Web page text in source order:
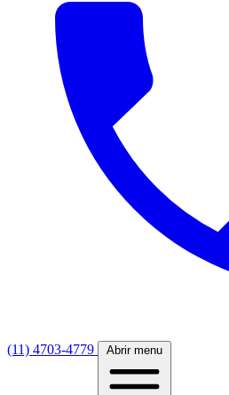
(11) 4703-4779 Abrir menu